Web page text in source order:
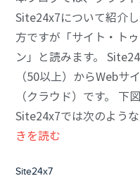
Site24x7について紹介
方ですが「サイト・ト
ン」と読みます。
（50以上）からWebサ
（クラウド）です。 下
Site24x7では次のよう
きを読む
Site24x7